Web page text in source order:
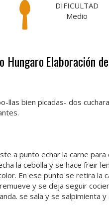
DIFICULTAD
Medio
HungaroElaboración
llas bien picadas- dos
a punto echar la carne
la cebolla y se hace freir
En ese punto se retira la
y se deja seguir
se sala y se salpimienta